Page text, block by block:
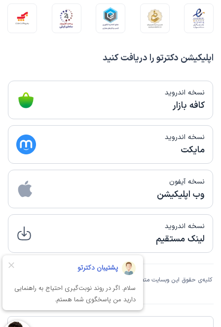
اپلیکیشن دکترتو را دریافت کنید
نسخه اندروید
کافه بازار
نسخه اندروید
مایکت
نسخه آیفون
وب اپلیکیشن
نسخه اندروید
لینک مستقیم
کلیه‌ی حقوق این وبسایت متعلق به شرکت دانش بنیان فن‌آوری اطلاعات نوین آسان تِک
مانا است.